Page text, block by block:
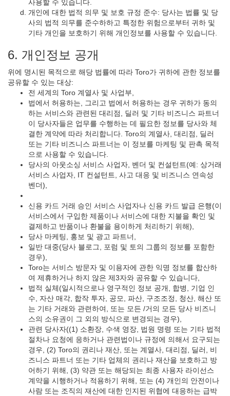
사용할 수 있습니다.
개인에 대한 법적 의무 및 보호 규정 준수: 당사는 법률 및 당
사의 법적 의무를 준수하하고 특정한 위험으로부터 귀하 및
기타 개인을 보호하기 위해 개인정보를 사용할 수 있습니다.
6. 개인정보 공개
위에 명시된 목적으로 해당 법률에 따라 Toro가 귀하에 관한 정보를
공유할 수 있는 대상:
전 세계의 Toro 계열사 및 사업부,
법에서 허용하는, 그리고 법에서 허용하는 경우 귀하가 동의
하는 서비스와 관련된 대리점, 딜러 및 기타 비즈니스 파트너
이 당사자들은 업무를 수행하는 데 필요한 정보를 당사와 체
결한 계약에 따라 처리합니다. Toro의 계열사, 대리점, 딜러
또는 기타 비즈니스 파트너는 이 정보를 마케팅 및 판촉 목적
으로 사용할 수 있습니다.
당사의 아웃소싱 서비스 사업자, 벤더 및 컨설턴트(예: 상거래
서비스 사업자, IT 컨설턴트, 사고 대응 및 비즈니스 연속성
벤더),
신용 카드 거래 승인 서비스 사업자나 신용 카드 발급 은행(이
서비스에서 구입한 제품이나 서비스에 대한 지불을 확인 및
결제하고 반품이나 환불을 용이하게 처리하기 위해),
당사 마케팅, 홍보 및 광고 파트너,
일반 대중(당사 블로그, 포럼 및 토의 그룹의 정보를 포함한
경우),
Toro는 서비스 방문자 및 이용자에 관한 익명 정보를 합산하
여 제휴하거나 하지 않은 제3자와 공유할 수 있습니다,
법적 실체(일시적으로나 영구적인 정보 공개, 합병, 기업 인
수, 자산 매각, 합작 투자, 공모, 파산, 구조조정, 청산, 해산 또
는 기타 거래와 관련하여, 또는 모든 /거의 모든 당사 비즈니
스의 소유권이 그 외의 방식으로 변경되는 경우),
관련 당사자((1) 소환장, 수색 영장, 법원 명령 또는 기타 법적
절차나 요청에 응하거나 관련법이나 규정에 의해서 요구되는
경우, (2) Toro의 권리나 재산, 또는 계열사, 대리점, 딜러, 비
즈니스 파트너 또는 기타 업체의 권리나 재산을 보호하고 방
어하기 위해, (3) 약관 또는 해당되는 최종 사용자 라이선스
계약을 시행하거나 적용하기 위해, 또는 (4) 개인의 안전이나
사람 또는 조직의 재산에 대한 인지된 위협에 대응하는 급박